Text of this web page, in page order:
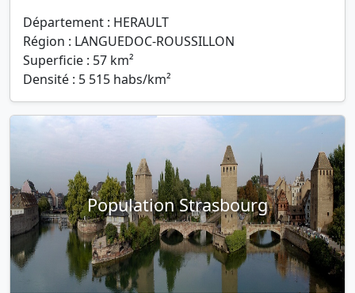
Département : HERAULT
Région : LANGUEDOC-ROUSSILLON
Superficie : 57 km²
Densité : 5 515 habs/km²
Population Strasbourg